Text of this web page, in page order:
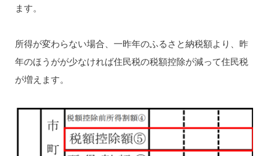
ます。
所得が変わらない場合、一昨年のふるさと納税額より、昨
年のほうがが少なければ住民税の税額控除が減って住民税
が増えます。